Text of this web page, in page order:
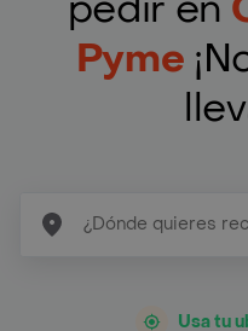
Pyme
Usa tu